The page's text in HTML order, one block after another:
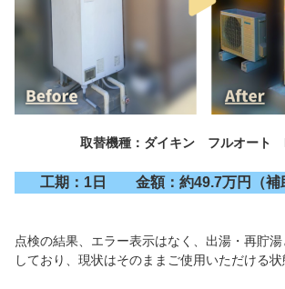
取替機種：ダイキン フルオー
工期：1日 金額：約49.7万円（補
点検の結果、エラー表示はなく、出湯・再貯
しており、現状はそのままご使用いただける状